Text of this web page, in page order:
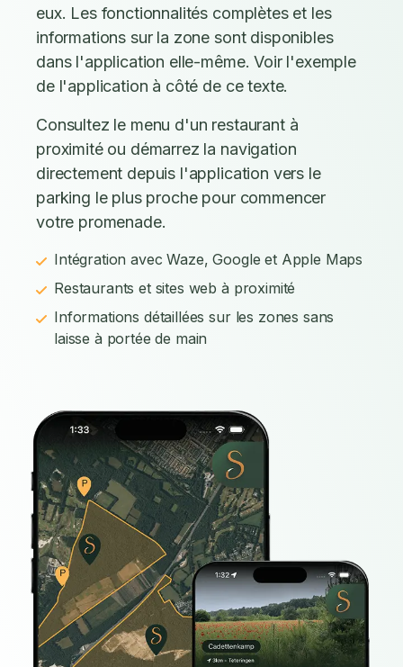
eux. Les fonctionnalités complètes et les
informations sur la zone sont disponibles
dans l'application elle-même. Voir l'exemple
de l'application à côté de ce texte.
Consultez le menu d'un restaurant à
proximité ou démarrez la navigation
directement depuis l'application vers le
parking le plus proche pour commencer
votre promenade.
Intégration avec Waze, Google et Apple Maps
Restaurants et sites web à proximité
Informations détaillées sur les zones sans
laisse à portée de main